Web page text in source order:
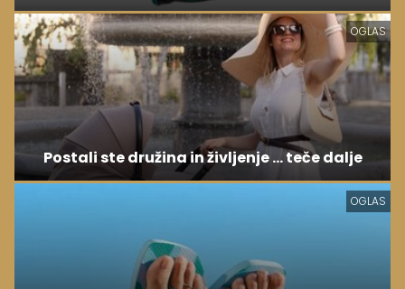
OGLAS
Postali ste družina in življenje ... teče dalje
OGLAS